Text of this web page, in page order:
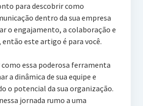
para descobrir como
dentro da sua empresa
o engajamento, a colaboração e
este artigo é para você.
essa poderosa ferramenta
a dinâmica de sua equipe e
o potencial da sua organização.
jornada rumo a uma